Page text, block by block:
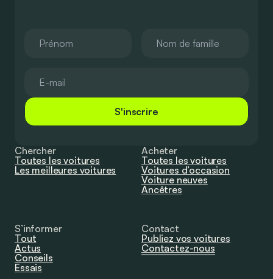
S'inscrire
Chercher
Toutes les voitures
Les meilleures voitures
Acheter
Toutes les voitures
Voitures d’occasion
Voiture neuves
Ancêtres
S’informer
Tout
Actus
Conseils
Essais
Contact
Publiez vos voitures
Contactez-nous